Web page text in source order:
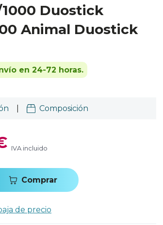
Duostick
Animal Duostick
en 24-72 horas.
Composición
IVA incluido
Comprar
de precio